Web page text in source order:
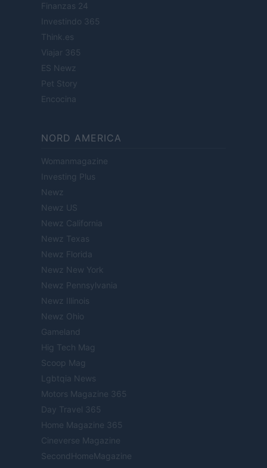
Finanzas 24
Investindo 365
Think.es
Viajar 365
ES Newz
Pet Story
Encocina
NORD AMERICA
Womanmagazine
Investing Plus
Newz
Newz US
Newz California
Newz Texas
Newz Florida
Newz New York
Newz Pennsylvania
Newz Illinois
Newz Ohio
Gameland
Hig Tech Mag
Scoop Mag
Lgbtqia News
Motors Magazine 365
Day Travel 365
Home Magazine 365
Cineverse Magazine
SecondHomeMagazine